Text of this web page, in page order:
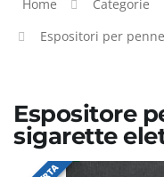
Home
Categorie
Espositori per
Espositore
sigarette